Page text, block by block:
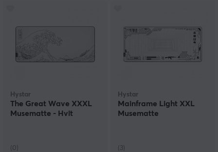
Hystar
The Great Wave XXXL
Musematte - Hvit
(0)
Hystar
Mainframe Light XXL
Musematte
(3)